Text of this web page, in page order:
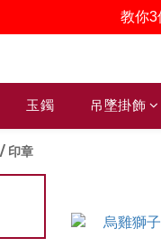
玉鐲 吊墜掛飾
印章
教你3